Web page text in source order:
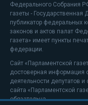
Федерального Собрания
газеты -
публикатор федеральных
законов и актов палат
газета» имеет пункты
федерации.
Сайт «Парламентской
достоверная информация
деятельности депутатов
сайта «Парламентской
обязательна.